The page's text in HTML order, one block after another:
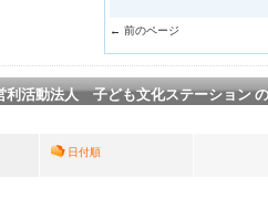
← 前のページ
利活動法人 子ども文化ステーション
日付順